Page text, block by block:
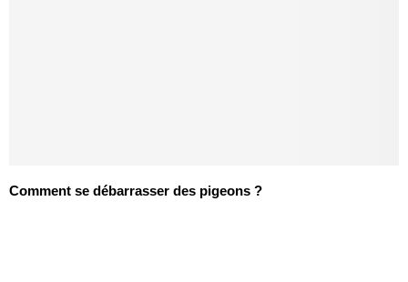
Comment se débarrasser des pigeons ?